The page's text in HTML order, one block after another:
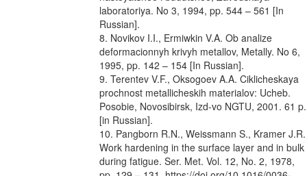
laboratoriya. No 3, 1994, pp. 544 – 561 [In
Russian].
8. Novikov I.I., Ermiwkin V.A. Ob analize
deformacionnyh krivyh metallov, Metally. No 6,
1995, pp. 142 – 154 [In Russian].
9. Terentev V.F., Oksogoev A.A. Ciklicheskaya
prochnost metallicheskih materialov: Ucheb.
Posobie, Novosibirsk, Izd-vo NGTU, 2001. 61 p.
[in Russian].
10. Pangborn R.N., Weissmann S., Kramer J.R.
Work hardening in the surface layer and in bulk
during fatigue. Ser. Met. Vol. 12, No. 2, 1978,